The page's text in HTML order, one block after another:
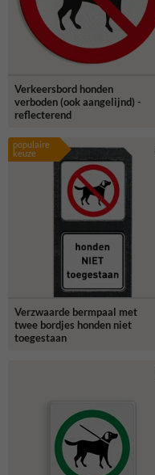
Verkeersbord honden
verboden (ook aangelijnd) -
reflecterend
populaire
keuze
Verzwaarde bermpaal met
twee bordjes honden niet
toegestaan